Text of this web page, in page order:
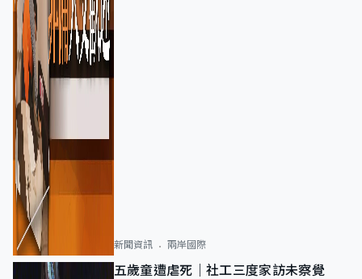
新聞資訊 兩岸國際
五歲童遭虐死｜社工三度家訪未察覺